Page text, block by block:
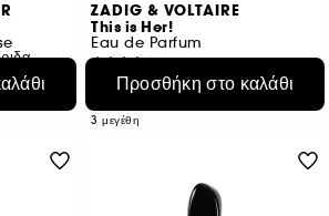
ZADIG & VOLTAIRE
This is Her!
Eau de Parfum
24
€ 71,95
3 μεγέθη
Προσθήκη στο καλάθι